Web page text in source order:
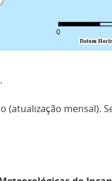
mensal).